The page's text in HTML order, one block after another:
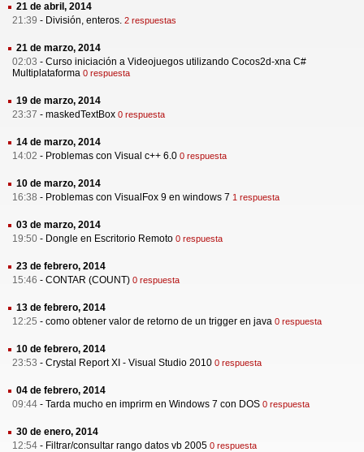
21 de abril, 2014
21:39 - División, enteros. 2 respuestas
21 de marzo, 2014
02:03 - Curso iniciación a Videojuegos utilizando Cocos2d-xna C#
Multiplataforma 0 respuesta
19 de marzo, 2014
23:37 - maskedTextBox 0 respuesta
14 de marzo, 2014
14:02 - Problemas con Visual c++ 6.0 0 respuesta
10 de marzo, 2014
16:38 - Problemas con VisualFox 9 en windows 7 1 respuesta
03 de marzo, 2014
19:50 - Dongle en Escritorio Remoto 0 respuesta
23 de febrero, 2014
15:46 - CONTAR (COUNT) 0 respuesta
13 de febrero, 2014
12:25 - como obtener valor de retorno de un trigger en java 0 respuesta
10 de febrero, 2014
23:53 - Crystal Report XI - Visual Studio 2010 0 respuesta
04 de febrero, 2014
09:44 - Tarda mucho en imprirm en Windows 7 con DOS 0 respuesta
30 de enero, 2014
12:54 - Filtrar/consultar rango datos vb 2005 0 respuesta